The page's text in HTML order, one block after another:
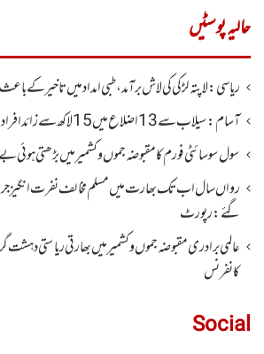
حالیہ پوسٹیں
ریاسی: لاپتہ لڑکی کی لاش برآمد، طبی امداد میں تاخیرکے
آسام: سیلاب سے 13اضلاع میں 15لاکھ سے زائد افراد متاثر ، 98ہلاک
سول سوسائٹی فورم کا مقبوضہ جموں وکشمیر میں بڑھتی ہوئی
گئے: رپورٹ
عالمی برادری مقبوضہ جموں وکشمیر میں بھارتی ریاستی
کانفرنس
Social